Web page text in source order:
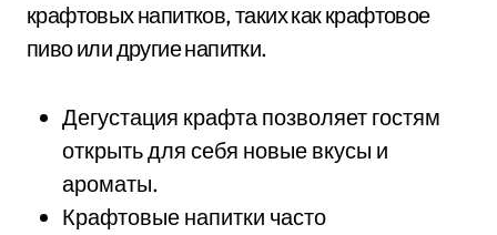
крафтовых напитков, таких как крафтовое
пиво или другие напитки.
Дегустация крафта позволяет гостям
открыть для себя новые вкусы и
ароматы.
Крафтовые напитки часто